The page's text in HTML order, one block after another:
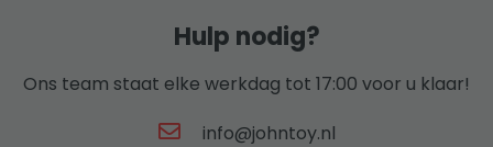
Hulp nodig?
Ons team staat elke werkdag tot 17:00 voor u klaar!
info@johntoy.nl